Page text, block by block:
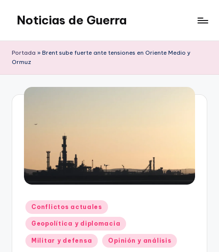
Saltar
contenido
Noticias de Guerra
Portada » Brent sube fuerte ante tensiones en Oriente Medio y
Ormuz
Publicado
en
Conflictos actuales
Geopolítica y diplomacia
Militar y defensa Opinión y análisis